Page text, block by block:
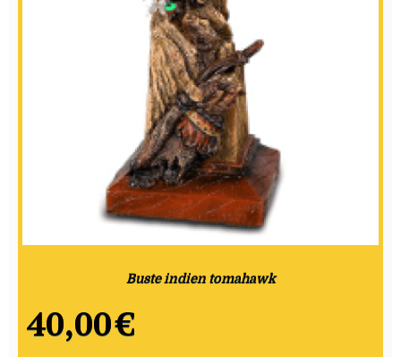
Buste indien tomahawk
40,00€